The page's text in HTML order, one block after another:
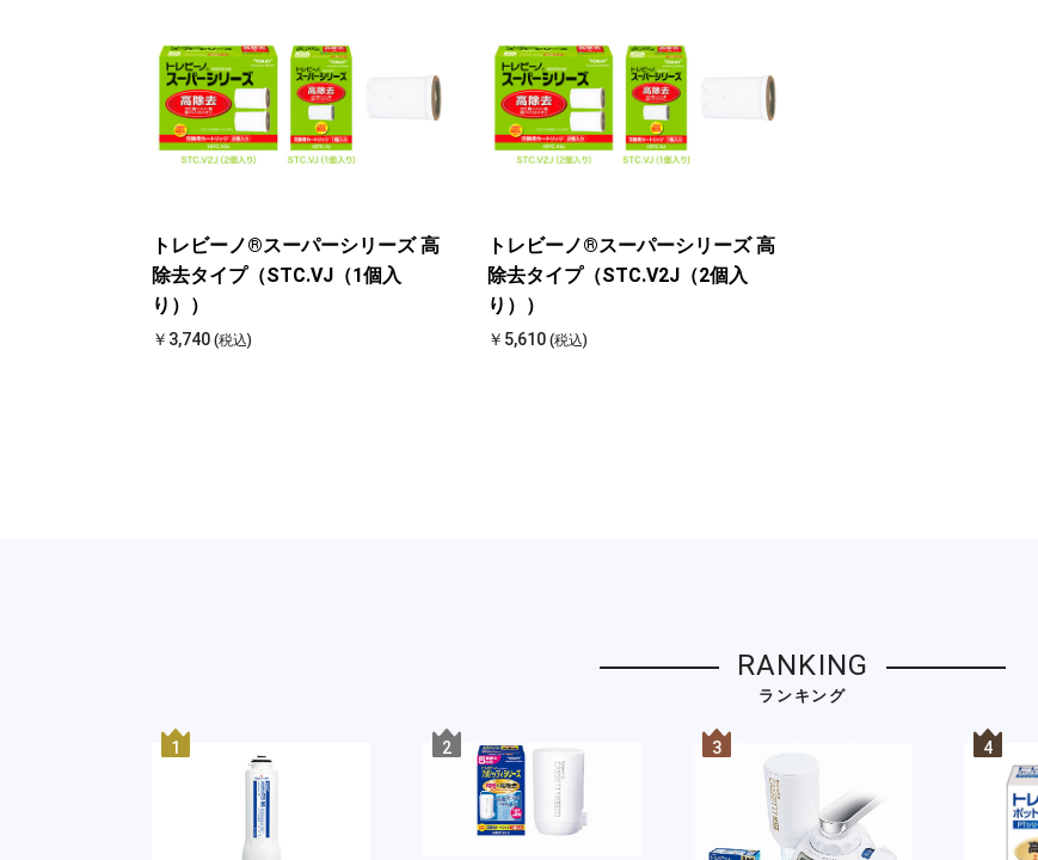
トレビーノ®スーパーシリーズ 高
除去タイプ（STC.VJ（1個入
り））
￥3,740 (税込)
トレビーノ®スーパーシリーズ 高
除去タイプ（STC.V2J（2個入
り））
￥5,610 (税込)
RANKING
ランキング
1 2 3 4